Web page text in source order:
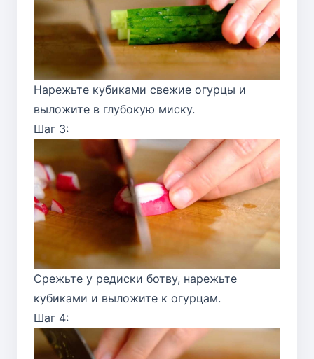
Нарежьте кубиками свежие огурцы и
выложите в глубокую миску.
Шаг 3:
Срежьте у редиски ботву, нарежьте
кубиками и выложите к огурцам.
Шаг 4: